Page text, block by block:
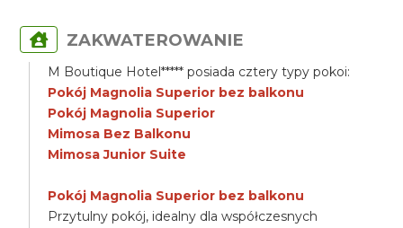
ZAKWATEROWANIE
M Boutique Hotel***** posiada cztery typy pokoi:
Pokój Magnolia Superior bez balkonu
Pokój Magnolia Superior
Mimosa Bez Balkonu
Mimosa Junior Suite
Pokój Magnolia Superior bez balkonu
Przytulny pokój, idealny dla współczesnych